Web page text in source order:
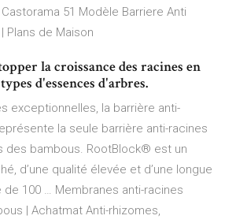
51 Modèle Barriere Anti
Plans de Maison
la croissance des racines en
d'essences d'arbres.
exceptionnelles, la barrière anti-
la seule barrière anti-racines
des bambous. RootBlock® est un
d’une qualité élevée et d’une longue
100 … Membranes anti-racines
| Achatmat Anti-rhizomes,